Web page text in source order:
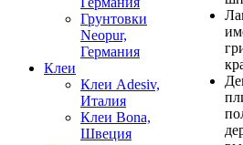
Грунтовки
Neopur,
Германия
Клеи
Клеи Adesiv,
Италия
Клеи Bona,
Швеция